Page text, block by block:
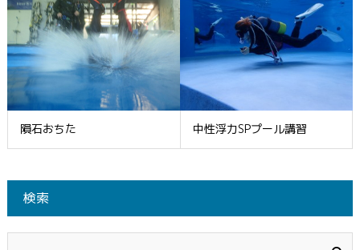
隕石おちた 中性浮力SPプール講習
検索